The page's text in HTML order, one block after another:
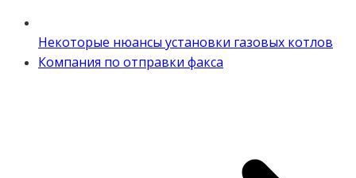
Некоторые нюансы установки газовых котлов
Компания по отправки факса